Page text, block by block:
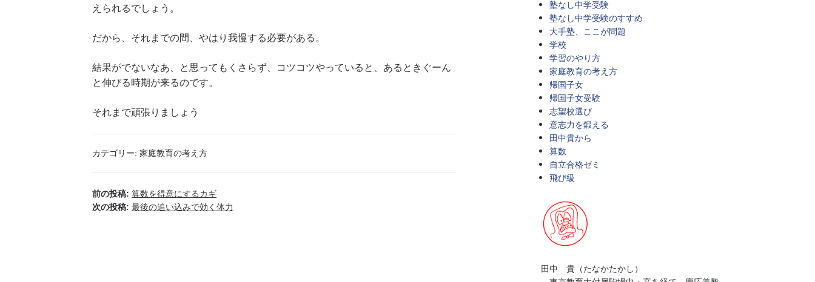
えられるでしょう。
だから、それまでの間、やはり我慢する必要がある。
結果がでないなあ、と思ってもくさらず、コツコツやっていると、あるときぐーん
と伸びる時期が来るのです。
それまで頑張りましょう
カテゴリー: 家庭教育の考え方
前の投稿: 算数を得意にするカギ
次の投稿: 最後の追い込みで効く体力
塾なし中学受験
塾なし中学受験のすすめ
大手塾、ここが問題
学校
学習のやり方
家庭教育の考え方
帰国子女
帰国子女受験
志望校選び
意志力を鍛える
田中貴から
算数
自立合格ゼミ
飛び級
田中 貴（たなかたかし）